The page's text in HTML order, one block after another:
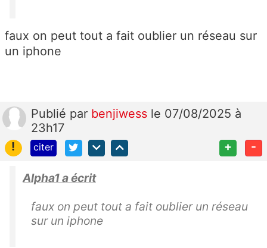
faux on peut tout a fait oublier un réseau sur
un iphone
Publié par benjiwess le 07/08/2025 à
23h17
!
citer + -
Alpha1 a écrit
faux on peut tout a fait oublier un réseau
sur un iphone